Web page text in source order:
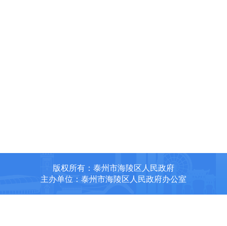
版权所有：泰州市海陵区人民政府
主办单位：泰州市海陵区人民政府办公室